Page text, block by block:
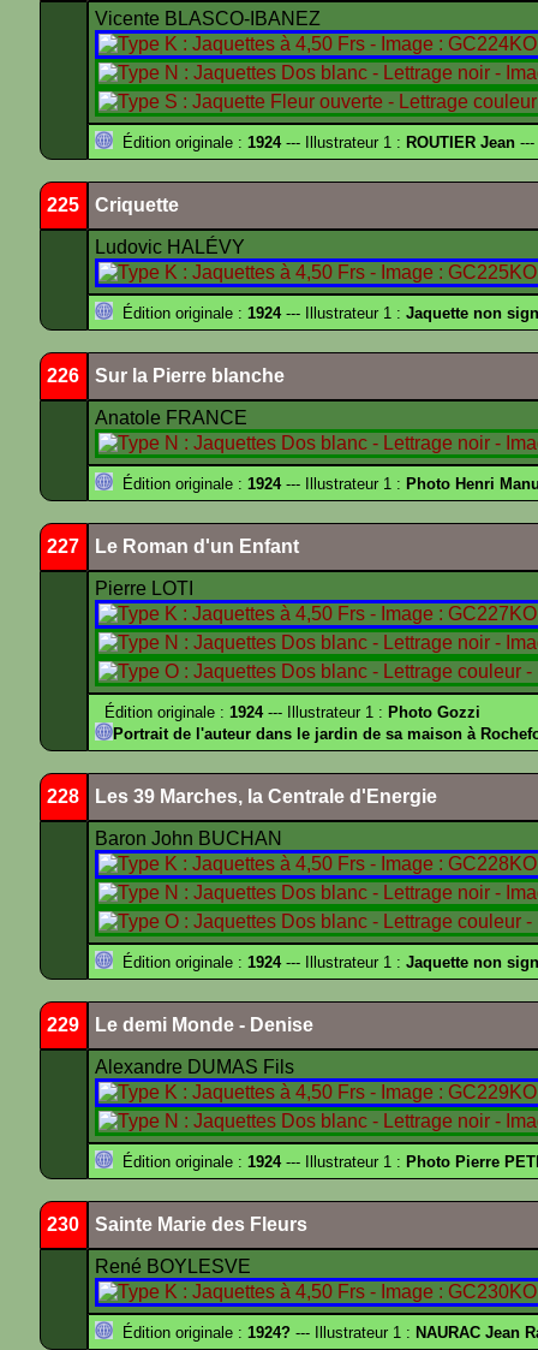
Vicente BLASCO-IBANEZ
Édition originale : 1924--- Illustrateur 1 : ROUTIER Jean ---
225 Criquette
Ludovic HALÉVY
Édition originale : 1924--- Illustrateur 1 : Jaquette non
226 Sur la Pierre blanche
Anatole FRANCE
Édition originale : 1924--- Illustrateur 1 : Photo Henri
227 Le Roman d'un Enfant
Pierre LOTI
Édition originale : 1924--- Illustrateur 1 : Photo Gozzi
Portrait de l'auteur dans le jardin de sa maison à
228 Les 39 Marches, la Centrale d'Energie
Baron John BUCHAN
Édition originale : 1924--- Illustrateur 1 : Jaquette non
229 Le demi Monde - Denise
Alexandre DUMAS Fils
Édition originale : 1924--- Illustrateur 1 : Photo Pierre
230 Sainte Marie des Fleurs
René BOYLESVE
Édition originale : 1924? --- Illustrateur 1 : NAURAC Jean